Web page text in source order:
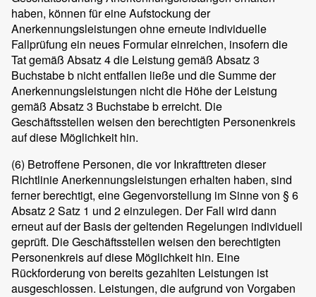
haben, können für eine Aufstockung der
Anerkennungsleistungen ohne erneute individuelle
Fallprüfung ein neues Formular einreichen, insofern die
Tat gemäß Absatz 4 die Leistung gemäß Absatz 3
Buchstabe b nicht entfallen ließe und die Summe der
Anerkennungsleistungen nicht die Höhe der Leistung
gemäß Absatz 3 Buchstabe b erreicht. Die
Geschäftsstellen weisen den berechtigten Personenkreis
auf diese Möglichkeit hin.
(6) Betroffene Personen, die vor Inkrafttreten dieser
Richtlinie Anerkennungsleistungen erhalten haben, sind
ferner berechtigt, eine Gegenvorstellung im Sinne von § 6
Absatz 2 Satz 1 und 2 einzulegen. Der Fall wird dann
erneut auf der Basis der geltenden Regelungen individuell
geprüft. Die Geschäftsstellen weisen den berechtigten
Personenkreis auf diese Möglichkeit hin. Eine
Rückforderung von bereits gezahlten Leistungen ist
ausgeschlossen. Leistungen, die aufgrund von Vorgaben